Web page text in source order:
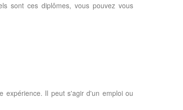
sont ces diplômes, vous pouvez vous
expérience. Il peut s'agir d'un emploi ou